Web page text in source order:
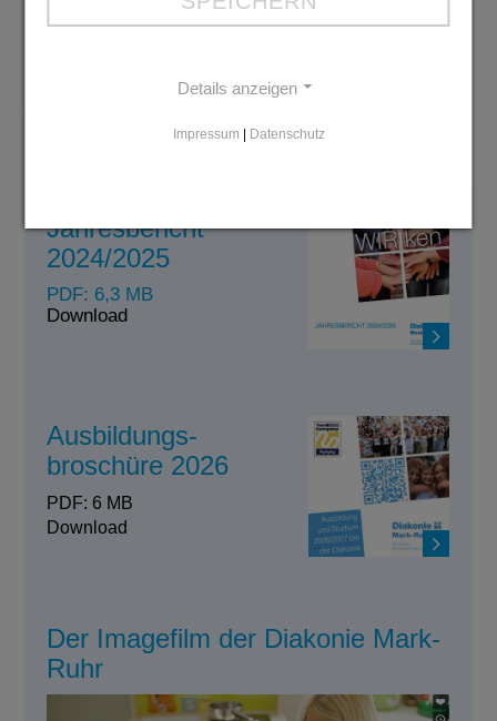
kamen zur 125-Jahr-Feier anlässlich des Bestehens
Jahresbericht
2024/2025
PDF: 6,3 MB
Download
Ausbildungs-
broschüre 2026
PDF: 6 MB
Download
Der Imagefilm der Diakonie Mark-
Ruhr
Details anzeigen
Impressum Datenschutz